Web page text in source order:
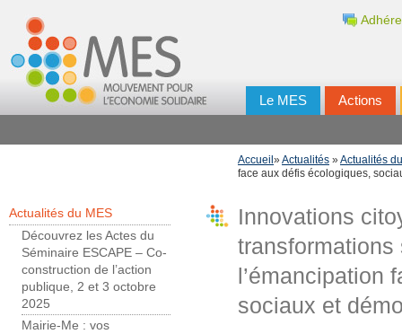
Le MES Actions
Accueil »Actualités »Actualités
face aux défis écologiques,
Actualités du MES
Découvrez les Actes du
Séminaire ESCAPE – Co-
construction de l’action
publique, 2 et 3 octobre
2025
Mairie-Me : vos
Innovations
l’émancipation
sociaux et